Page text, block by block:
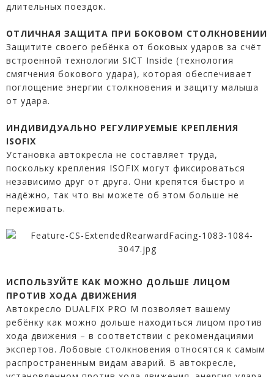
длительных поездок.
ОТЛИЧНАЯ ЗАЩИТА ПРИ БОКОВОМ СТОЛКНОВЕНИИ
Защитите своего ребёнка от боковых ударов за счёт
встроенной технологии SICT Inside (технология
смягчения бокового удара), которая обеспечивает
поглощение энергии столкновения и защиту малыша
от удара.
ИНДИВИДУАЛЬНО РЕГУЛИРУЕМЫЕ КРЕПЛЕНИЯ
ISOFIX
Установка автокресла не составляет труда,
поскольку крепления ISOFIX могут фиксироваться
независимо друг от друга. Они крепятся быстро и
надёжно, так что вы можете об этом больше не
переживать.
ИСПОЛЬЗУЙТЕ КАК МОЖНО ДОЛЬШЕ ЛИЦОМ
ПРОТИВ ХОДА ДВИЖЕНИЯ
Автокресло DUALFIX PRO М позволяет вашему
ребёнку как можно дольше находиться лицом против
хода движения – в соответствии с рекомендациями
экспертов. Лобовые столкновения относятся к самым
распространенным видам аварий. В автокресле,